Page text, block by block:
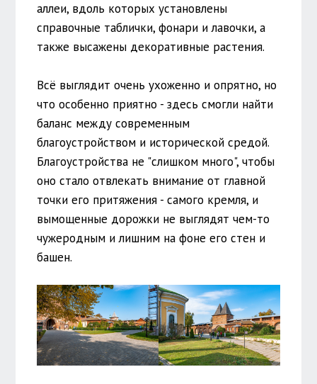
аллеи, вдоль которых установлены
справочные таблички, фонари и лавочки, а
также высажены декоративные растения.
Всё выглядит очень ухоженно и опрятно, но
что особенно приятно - здесь смогли найти
баланс между современным
благоустройством и исторической средой.
Благоустройства не "слишком много", чтобы
оно стало отвлекать внимание от главной
точки его притяжения - самого кремля, и
вымощенные дорожки не выглядят чем-то
чужеродным и лишним на фоне его стен и
башен.